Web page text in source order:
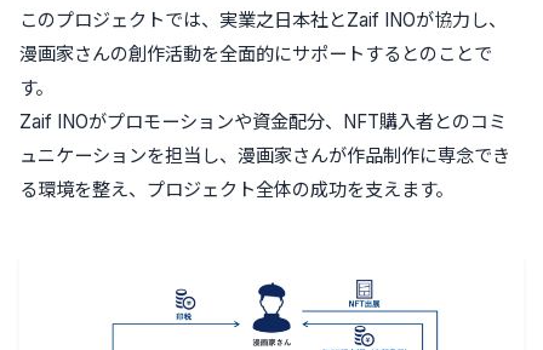
このプロジェクトでは、実業之日本社とZaif INOが協力し、
漫画家さんの創作活動を全面的にサポートするとのことで
す。
Zaif INOがプロモーションや資金配分、NFT購入者とのコミ
ュニケーションを担当し、漫画家さんが作品制作に専念でき
る環境を整え、プロジェクト全体の成功を支えます。